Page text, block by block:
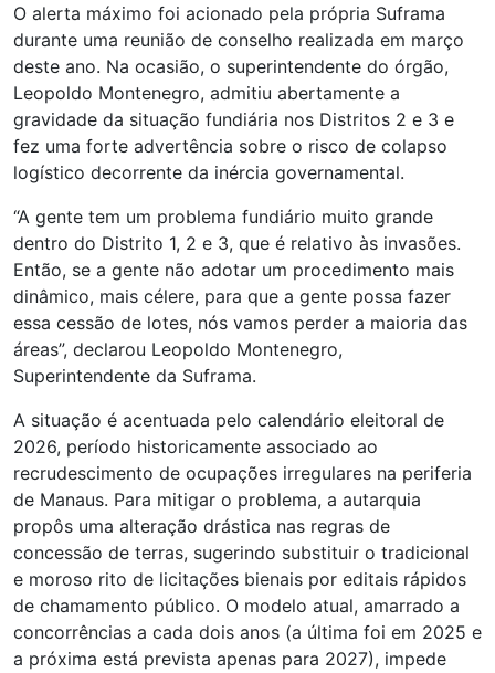
O alerta máximo foi acionado pela própria Suframa
durante uma reunião de conselho realizada em março
deste ano. Na ocasião, o superintendente do órgão,
Leopoldo Montenegro, admitiu abertamente a
gravidade da situação fundiária nos Distritos 2 e 3 e
fez uma forte advertência sobre o risco de colapso
logístico decorrente da inércia governamental.
“A gente tem um problema fundiário muito grande
dentro do Distrito 1, 2 e 3, que é relativo às invasões.
Então, se a gente não adotar um procedimento mais
dinâmico, mais célere, para que a gente possa fazer
essa cessão de lotes, nós vamos perder a maioria das
áreas”, declarou Leopoldo Montenegro,
Superintendente da Suframa.
A situação é acentuada pelo calendário eleitoral de
2026, período historicamente associado ao
recrudescimento de ocupações irregulares na periferia
de Manaus. Para mitigar o problema, a autarquia
propôs uma alteração drástica nas regras de
concessão de terras, sugerindo substituir o tradicional
e moroso rito de licitações bienais por editais rápidos
de chamamento público. O modelo atual, amarrado a
concorrências a cada dois anos (a última foi em 2025 e
a próxima está prevista apenas para 2027), impede